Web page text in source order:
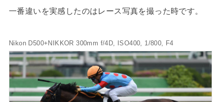
一番違いを実感したのはレース写真を撮った時です。
Nikon D500+NIKKOR 300mm f/4D, ISO400, 1/800, F4